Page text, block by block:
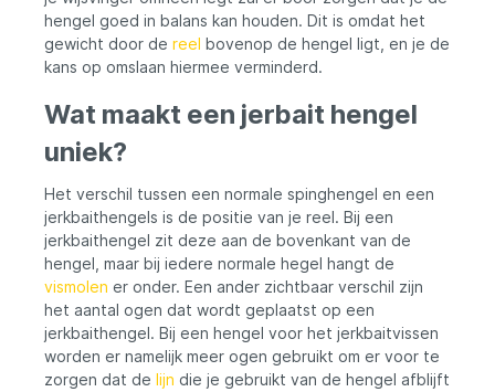
eisen. Combineer de Powerstrike-T met
een Westin-baitcaster-Reel van maat 200
of 300 voor het ultieme
snoekvissen.Haspelhouder: Carbon SKS-
LSGeleideogen: Seaguide®
TUXMLSGBlank: Torayca® High
Performance Carbon BlankHandgreep:
hoogwaardig EVAHaakhouder: Seaguide®
hengel goed in balans kan houden. Dit is omdat het
gewicht door de reel bovenop de hengel ligt, en je de
kans op omslaan hiermee verminderd.
Wat maakt een jerbait hengel
uniek?
Het verschil tussen een normale spinghengel en een
jerkbaithengels is de positie van je reel. Bij een
jerkbaithengel zit deze aan de bovenkant van de
hengel, maar bij iedere normale hegel hangt de
vismolen er onder. Een ander zichtbaar verschil zijn
het aantal ogen dat wordt geplaatst op een
jerkbaithengel. Bij een hengel voor het jerkbaitvissen
worden er namelijk meer ogen gebruikt om er voor te
zorgen dat de lijn die je gebruikt van de hengel afblijft